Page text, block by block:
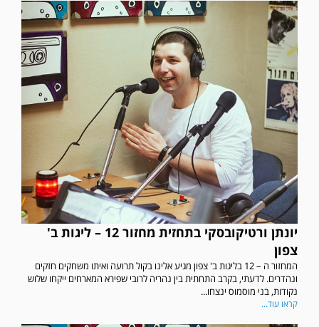
יונתן ורטיקובסקי בתחזית מחזור 12 – ליגות ב'
צפון
המחזור ה – 12 בליגות ב' צפון מגיע אלינו בקול תרועה ואיתו משחקים חזקים
ונהדרים. לדעתי, בקרב התחתית בין נהריה לרובי שפירא המארחים ייקחו שלוש
נקודות, בני מוסמוס ינצחו...
קראו עוד...